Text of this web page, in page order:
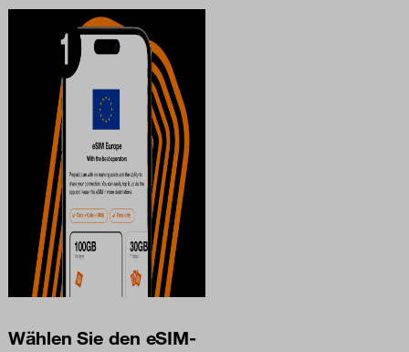
Wählen Sie den eSIM-